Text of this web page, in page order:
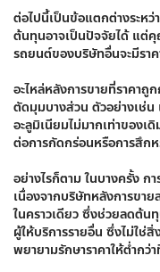
ต่อไปนี้เป็นข้อแตกต่างระห
ต้นทุนอาจเป็นปัจจัยได้ แต่
รถยนต์ของบริษัทอื่นจะมีรา
อะไหล่หลังการขายที่ราคาถู
ตัดมุมบางส่วน ตัวอย่างเช่
อะลูมิเนียมไม่มากเท่าของเ
ต่อการกัดกร่อนหรือการสึก
อย่างไรก็ตาม ในบางครั้ง
เนื่องจากบริษัทหลังการขา
ในคราวเดียว ซึ่งช่วยลดต้
ผู้ให้บริการรายอื่น ซึ่งไม่ใ
พยายามรักษาราคาให้ต่ำก